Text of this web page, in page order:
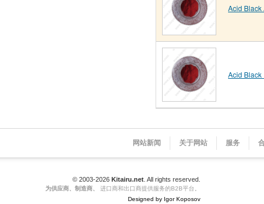
Acid Black
Acid Black
网站新闻 关于网站 服务
© 2003-2026 Kitairu.net . All rights reserved.
为供应商、制造商、
进口商和出口商提供服务的B2B平台。
Designed by Igor Koposov